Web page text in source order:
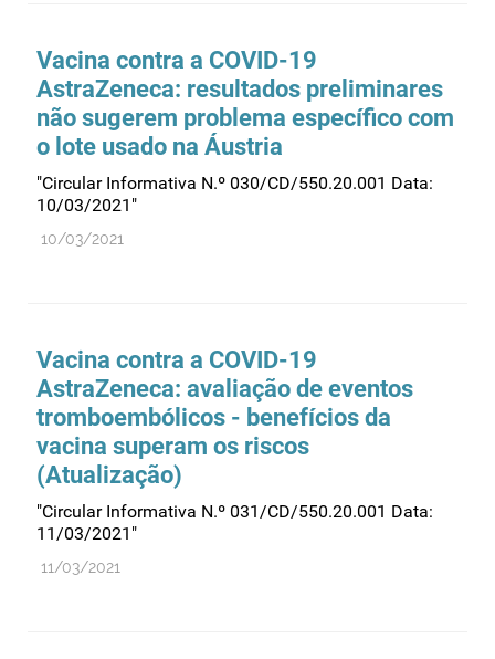
Publicidade
Qualidade e normalização
Reações adversas
Recursos humanos
Registo
Regulamentação
Supervisão do mercado
Taxas
Tecnologias da saúde
Utilização
Vigilância de cosméticos
Vigilância de dispositivos médicos
Vacina contra a COVID-19
AstraZeneca: resultados preliminares
não sugerem problema específico com
o lote usado na Áustria
"Circular Informativa N.º 030/CD/550.20.001 Data:
10/03/2021"
10/03/2021
Vacina contra a COVID-19
AstraZeneca: avaliação de eventos
tromboembólicos - benefícios da
vacina superam os riscos
(Atualização)
"Circular Informativa N.º 031/CD/550.20.001 Data:
11/03/2021"
11/03/2021